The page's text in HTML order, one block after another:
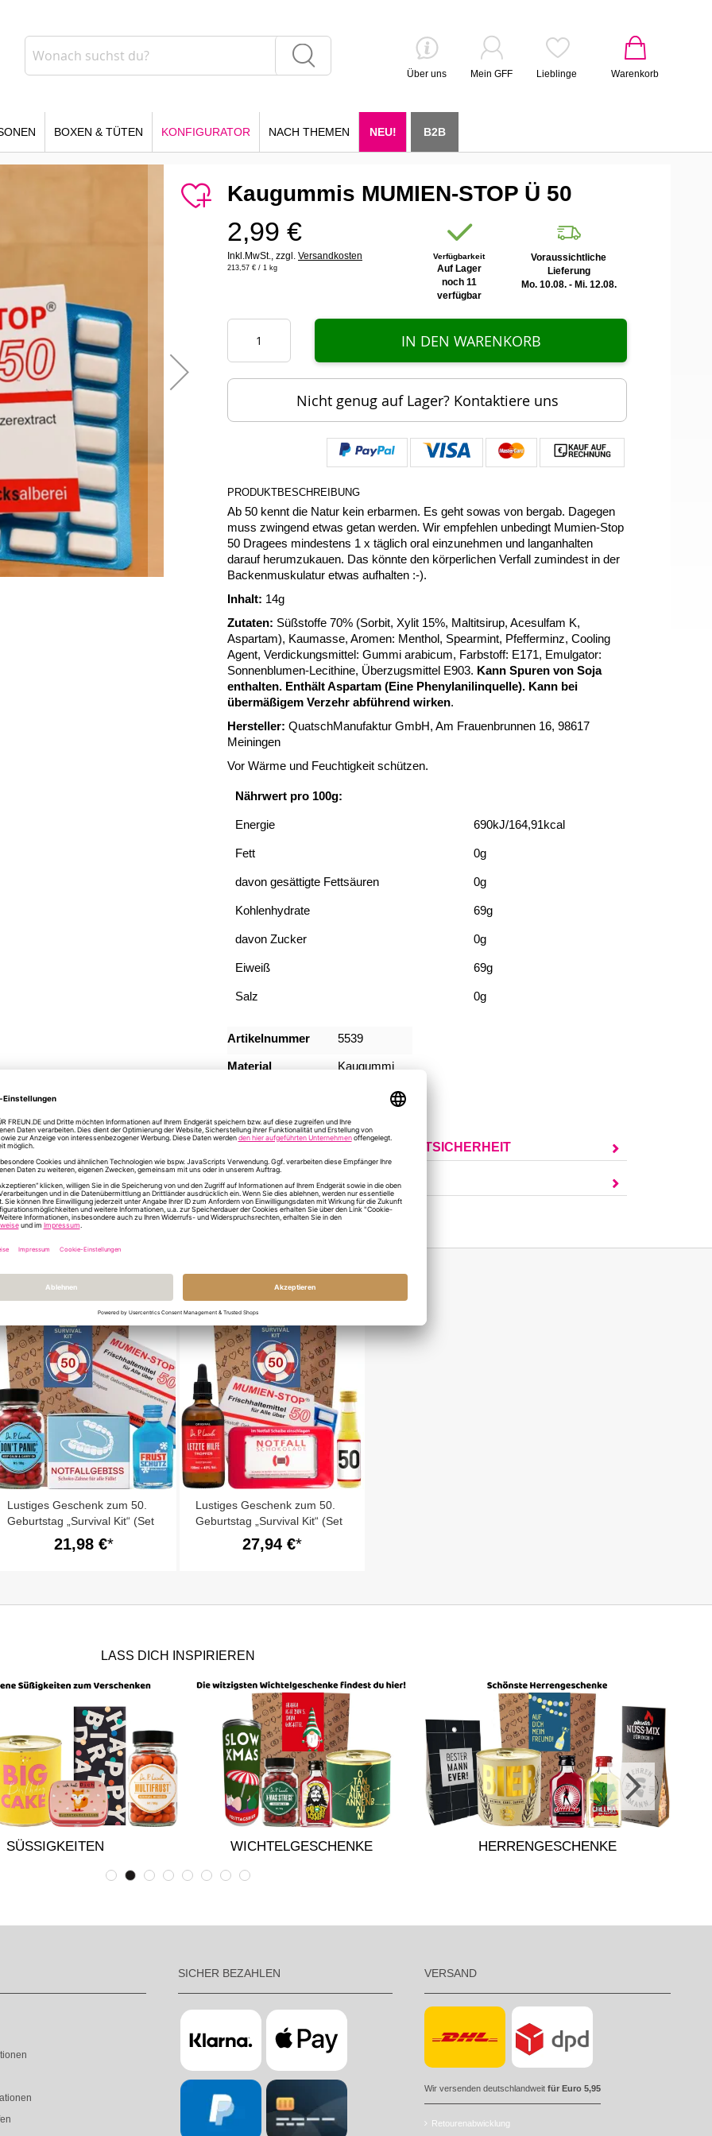
Warenkorb
Über uns Mein GFF Lieblinge
BOXEN & TÜTEN KONFIGURATOR NACH THEMEN NEU! B2B
Kaugummis MUMIEN-STOP Ü 50
2,99 €
Inkl.MwSt., zzgl. Versandkosten
213,57 € / 1 kg
Verfügbarkeit
Auf Lager
noch 11
verfügbar
Voraussichtliche
Lieferung
Mo. 10.08. - Mi. 12.08.
IN DEN WARENKORB
Nicht genug auf Lager? Kontaktiere uns
PRODUKTBESCHREIBUNG
Ab 50 kennt die Natur kein erbarmen. Es geht sowas von bergab. Dagegen
muss zwingend etwas getan werden. Wir empfehlen unbedingt Mumien-Stop
50 Dragees mindestens 1 x täglich oral einzunehmen und langanhalten
darauf herumzukauen. Das könnte den körperlichen Verfall zumindest in der
Backenmuskulatur etwas aufhalten :-).
Inhalt: 14g
Zutaten: Süßstoffe 70% (Sorbit, Xylit 15%, Maltitsirup, Acesulfam K,
Aspartam), Kaumasse, Aromen: Menthol, Spearmint, Pfefferminz, Cooling
Agent, Verdickungsmittel: Gummi arabicum, Farbstoff: E171, Emulgator:
Sonnenblumen-Lecithine, Überzugsmittel E903. Kann Spuren von Soja
enthalten. Enthält Aspartam (Eine Phenylanilinquelle). Kann bei
übermäßigem Verzehr abführend wirken.
Hersteller: QuatschManufaktur GmbH, Am Frauenbrunnen 16, 98617
Meiningen
Vor Wärme und Feuchtigkeit schützen.
Nährwert pro 100g:
Energie 690kJ/164,91kcal
Fett 0g
davon gesättigte Fettsäuren 0g
Kohlenhydrate 69g
davon Zucker 0g
Eiweiß 69g
Salz 0g
Mehr
Artikelnummer 5539
Material Kaugummi
10,5 x 7,5 cm
INFORMATIONEN ZUR PRODUKTSICHERHEIT
DU HAST NOCH FRAGEN?
ÄHNLICHE PRODUKTE
Lustiges Geschenk zum 50.
Geburtstag „Survival Kit“ (Set
21,98 €
Lustiges Geschenk zum 50.
Geburtstag „Survival Kit“ (Set
27,94 €
LASS DICH INSPIRIEREN
SÜSSIGKEITEN WICHTELGESCHENKE HERRENGESCHENKE
SICHER BEZAHLEN VERSAND
Wir versenden deutschlandweit für Euro 5,95
Retourenabwicklung